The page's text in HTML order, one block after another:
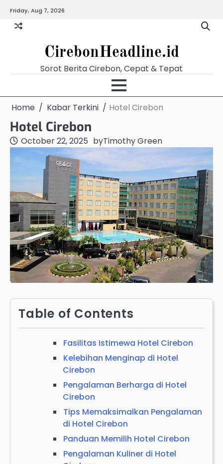
content
Friday, Aug 7, 2026
CirebonHeadline.id
Sorot Berita Cirebon, Cepat & Tepat
Home Kabar Terkini Hotel Cirebon
Hotel Cirebon
October 22, 2025 byTimothy Green
Table of Contents
Fasilitas Istimewa Hotel Cirebon
Kelebihan Menginap di Hotel
Cirebon
Pengalaman Berharga di Hotel
Cirebon
Tips Memaksimalkan Pengalaman
di Hotel Cirebon
Panduan Memilih Hotel Cirebon
Pengalaman Kuliner di Hotel